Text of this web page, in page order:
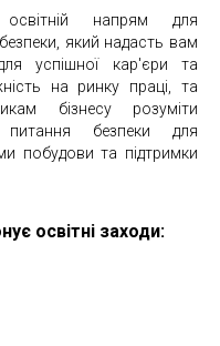
напрям для
який надасть вам
успішної кар'єри та
на ринку праці, та
бізнесу розуміти
питання безпеки для
побудови та підтримки
освітні заходи: